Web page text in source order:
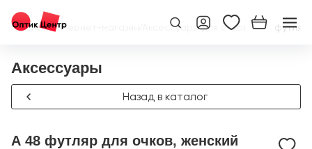
Главная/Интернет-магазин Аксессуары для очков А 48 футляр
Аксессуары
Назад в каталог
А 48 футляр для очков, женский